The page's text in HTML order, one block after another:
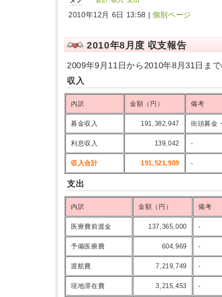
2010年12月 6日 13:58 | 個別ページ
2010年8月度 収支報告
2009年9月11日から2010年8月31日ま
収入
内訳 金額（円） 備考
募金収入 191,382,947 街頭募金
利息収入 139,042 -
収入合計 191,521,989 -
支出
内訳 金額（円） 備考
医療費前渡金 137,365,000 -
予備医療費 604,969 -
渡航費 7,219,749 -
現地滞在費 3,215,453 -